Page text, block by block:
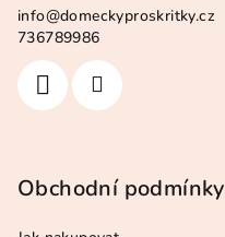
info@domeckyproskritky.cz
736789986
Obchodní podmínky